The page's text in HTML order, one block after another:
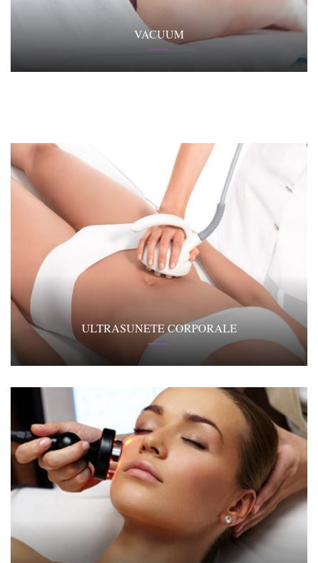
VACUUM
ULTRASUNETE CORPORALE